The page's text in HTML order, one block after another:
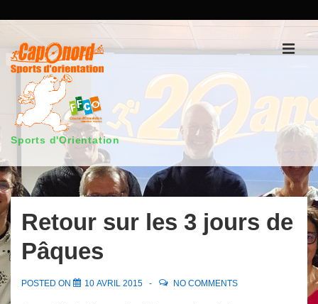
contenu
principal
Sports d'Orientation
Main
Navigation
Retour sur les 3 jours de
Pâques
POSTED ON 10 AVRIL 2015 NO COMMENTS